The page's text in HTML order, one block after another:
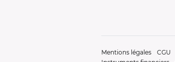
Mentions légales CGU